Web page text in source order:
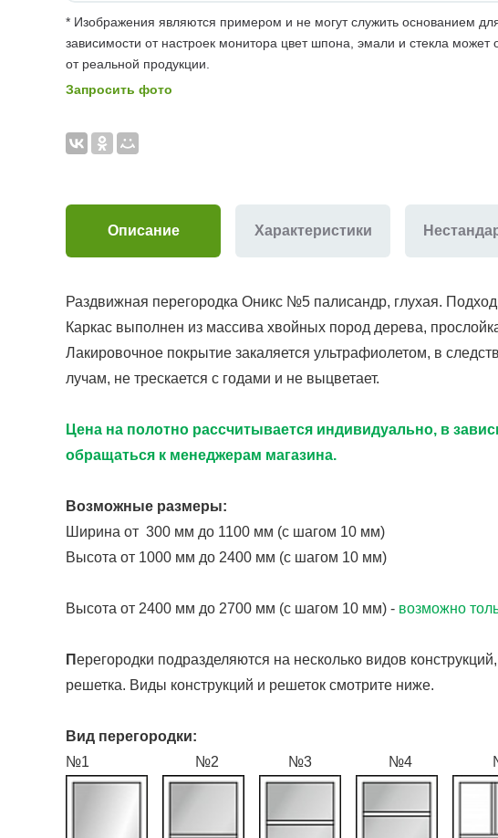
* Изображения являются примером и не могут служить основанием
зависимости от настроек монитора цвет шпона, эмали и стекла может
от реальной продукции.
Запросить фото
Описание Характеристики
Раздвижная перегородка Оникс №5 палисандр, глухая.
Каркас выполнен из массива хвойных пород дерева,
Лакировочное покрытие закаляется ультрафиолетом, в
лучам, не трескается с годами и не выцветает.
Цена на полотно рассчитывается индивидуально, в
обращаться к менеджерам магазина.
Возможные размеры:
Ширина от 300 мм до 1100 мм (с шагом 10 мм)
Высота от 1000 мм до 2400 мм (с шагом 10 мм)
Высота от 2400 мм до 2700 мм (с шагом 10 мм) - возможно
Перегородки подразделяются на несколько видов
решетка. Виды конструкций и решеток смотрите ниже.
Вид перегородки:
№1 №2 №3 №4